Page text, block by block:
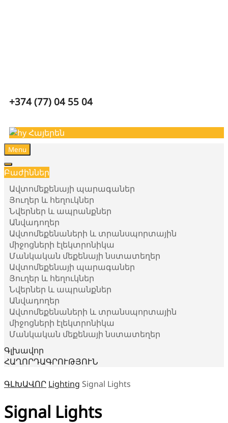
+374 (77) 04 55 04
Հայերեն
Menu
Բաժիններ
Ավտոմեքենայի պարագաներ
Յուղեր և հեղուկներ
Նվերներ և ապրանքներ
Անվադողեր
Ավտոմեքենաների և տրանսպորտային
միջոցների էլեկտրոնիկա
Մանկական մեքենայի նստատեղեր
Ավտոմեքենայի պարագաներ
Յուղեր և հեղուկներ
Նվերներ և ապրանքներ
Անվադողեր
Ավտոմեքենաների և տրանսպորտային
միջոցների էլեկտրոնիկա
Մանկական մեքենայի նստատեղեր
Գլխավոր
ՀԱՂՈՐԴԱԳՐՈՒԹՅՈՒՆ
ԳԼԽԱՎՈՐ Lighting Signal Lights
Signal Lights